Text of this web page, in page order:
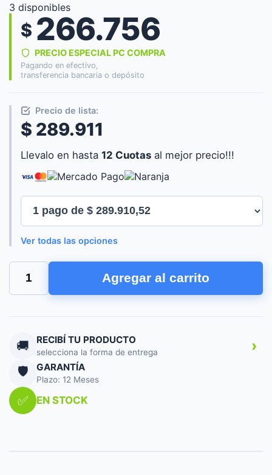
3 disponibles
$ 266.756
PRECIO ESPECIAL PC COMPRA
Pagando en efectivo,
transferencia bancaria o depósito
Precio de lista:
$ 289.911
Llevalo en hasta 12 Cuotas al mejor precio!!!
Ver todas las opciones
LAMPARA
PHILIPS
HUE
BASE
UNIT
cantidad
Agregar al carrito
🚚 RECIBÍ TU PRODUCTO
selecciona la forma de entrega ›
🛡️ GARANTÍA
Plazo: 12 Meses
✅ EN STOCK